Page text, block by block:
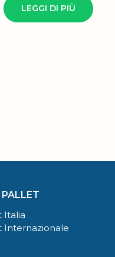
LEGGI DI PIÙ
Italia
Internazionale